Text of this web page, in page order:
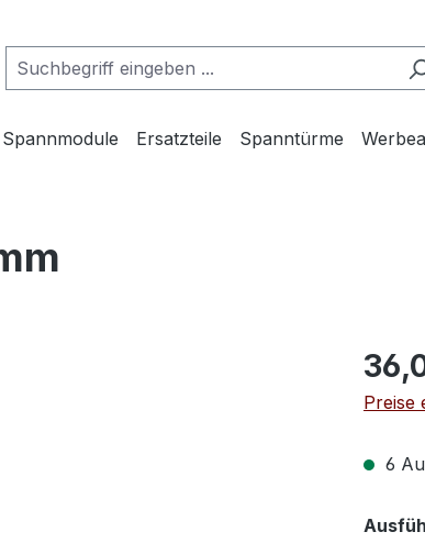
Spannmodule Ersatzteile Spanntürme
Preise
6